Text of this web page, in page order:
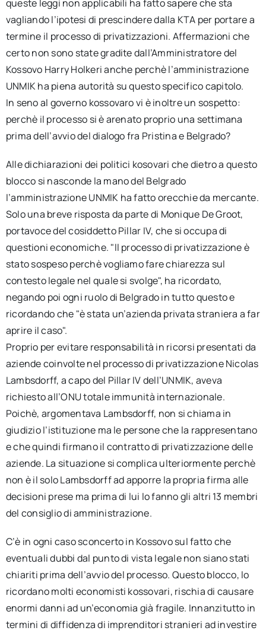
queste leggi non applicabili ha fatto sapere che sta
vagliando l’ipotesi di prescindere dalla KTA per portare a
termine il processo di privatizzazioni. Affermazioni che
certo non sono state gradite dall’Amministratore del
Kossovo Harry Holkeri anche perchè l’amministrazione
UNMIK ha piena autorità su questo specifico capitolo.
In seno al governo kossovaro vi è inoltre un sospetto:
perchè il processo si è arenato proprio una settimana
prima dell’avvio del dialogo fra Pristina e Belgrado?
Alle dichiarazioni dei politici kosovari che dietro a questo
blocco si nasconde la mano del Belgrado
l’amministrazione UNMIK ha fatto orecchie da mercante.
Solo una breve risposta da parte di Monique De Groot,
portavoce del cosiddetto Pillar IV, che si occupa di
questioni economiche. "ll processo di privatizzazione è
stato sospeso perchè vogliamo fare chiarezza sul
contesto legale nel quale si svolge", ha ricordato,
negando poi ogni ruolo di Belgrado in tutto questo e
ricordando che "è stata un’azienda privata straniera a far
aprire il caso".
Proprio per evitare responsabilità in ricorsi presentati da
aziende coinvolte nel processo di privatizzazione Nicolas
Lambsdorff, a capo del Pillar IV dell’UNMIK, aveva
richiesto all’ONU totale immunità internazionale.
Poichè, argomentava Lambsdorff, non si chiama in
giudizio l’istituzione ma le persone che la rappresentano
e che quindi firmano il contratto di privatizzazione delle
aziende. La situazione si complica ulteriormente perchè
non è il solo Lambsdorff ad apporre la propria firma alle
decisioni prese ma prima di lui lo fanno gli altri 13 membri
del consiglio di amministrazione.
C’è in ogni caso sconcerto in Kossovo sul fatto che
eventuali dubbi dal punto di vista legale non siano stati
chiariti prima dell’avvio del processo. Questo blocco, lo
ricordano molti economisti kossovari, rischia di causare
enormi danni ad un’economia già fragile. Innanzitutto in
termini di diffidenza di imprenditori stranieri ad investire